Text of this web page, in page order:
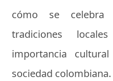
cómo se celebra
tradiciones
importancia
sociedad colombiana.